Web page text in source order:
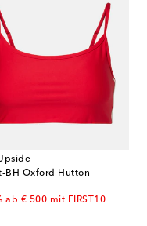
BH Oxford Hutton
price
ab € 500 mit FIRST10